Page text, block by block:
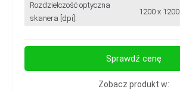
Rozdzielczość optyczna
skanera [dpi]:
1200 x 1200
Sprawdź cenę
Zobacz produkt w: